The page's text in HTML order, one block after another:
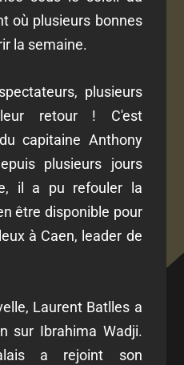
où plusieurs bonnes
la semaine.
plusieurs
retour ! C'est
capitaine Anthony
plusieurs jours
il a pu refouler la
être disponible pour
à Caen, leader de
Laurent Batlles a
sur Ibrahima Wadji.
a rejoint son